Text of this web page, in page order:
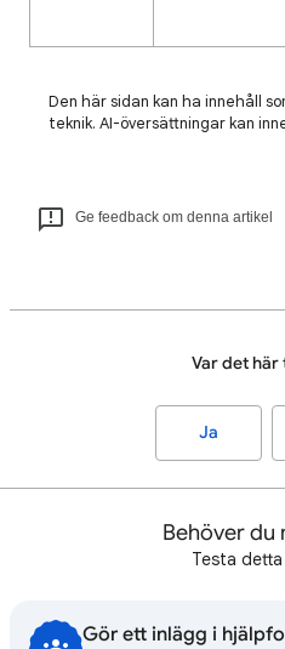
Den här sidan kan ha innehåll
teknik. AI-översättningar kan
Ge feedback om denna artikel
Var det här
Ja
Behöver du
Testa
Gör ett inlägg i